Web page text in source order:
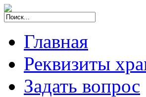
Главная
Реквизиты
Задать вопрос